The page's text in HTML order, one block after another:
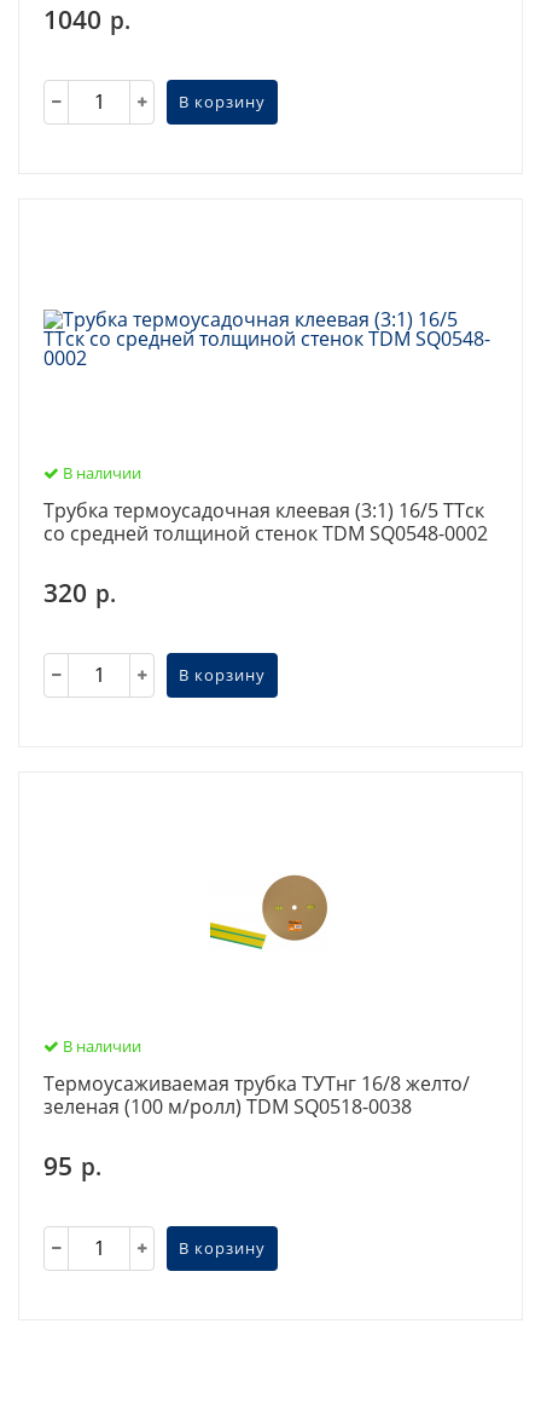
1040 р.
В корзину
В наличии
Трубка термоусадочная клеевая (3:1) 16/5 ТТск
со средней толщиной стенок TDM SQ0548-0002
320 р.
В корзину
В наличии
Термоусаживаемая трубка ТУТнг 16/8 желто/
зеленая (100 м/ролл) TDM SQ0518-0038
95 р.
В корзину